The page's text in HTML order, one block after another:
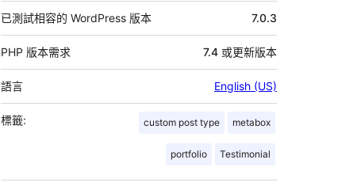
已測試相容的 WordPress 版本 7.0.3
PHP 版本需求 7.4 或更新版本
語言 English (US)
標籤: custom post type metabox
portfolio Testimonial